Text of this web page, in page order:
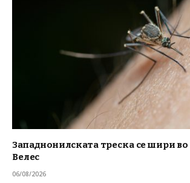
Западнонилската треска се шири во
Велес
06/08/2026